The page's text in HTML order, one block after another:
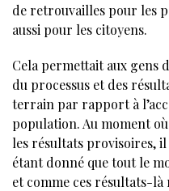
de retrouvailles pour les
aussi pour les citoyens.
Cela permettait aux gens
du processus et des
terrain par rapport à
population. Au moment
les résultats provisoires,
étant donné que tout le
et comme ces résultats-